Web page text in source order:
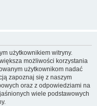
użytkownikiem witryny.
możliwości korzystania
użytkownikom nadać
zapoznaj się z naszym
oraz z odpowiedziami na
wiele podstawowych